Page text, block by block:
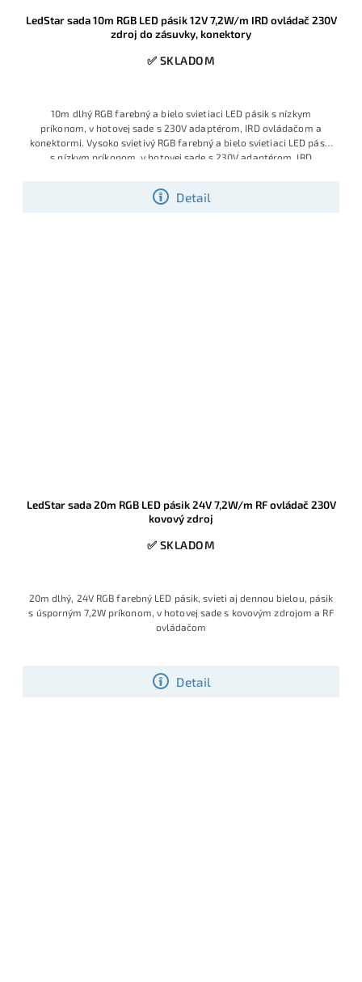
LedStar sada 10m RGB LED pásik 12V 7,2W/m IRD ovládač 230V
zdroj do zásuvky, konektory
✅ SKLADOM
Detail
10m dlhý RGB farebný a bielo svietiaci LED pásik s nízkym
príkonom, v hotovej sade s 230V adaptérom, IRD ovládačom a
konektormi. Vysoko svietivý RGB farebný a bielo svietiaci LED pásik
s nízkym príkonom, v hotovej sade s 230V adaptérom, IRD
profesionálnym LED pásikom 12V 7,2W/m, IRD ovládačom, zdrojom
do zásuvky 230V a konektormi pre rýchlu montáž. Ide o atypickú
LedStar sada 20m RGB LED pásik 24V 7,2W/m RF ovládač 230V
kovový zdroj
✅ SKLADOM
Detail
20m dlhý, 24V RGB farebný LED pásik, svieti aj dennou bielou, pásik
s úsporným 7,2W príkonom, v hotovej sade s kovovým zdrojom a RF
ovládačom